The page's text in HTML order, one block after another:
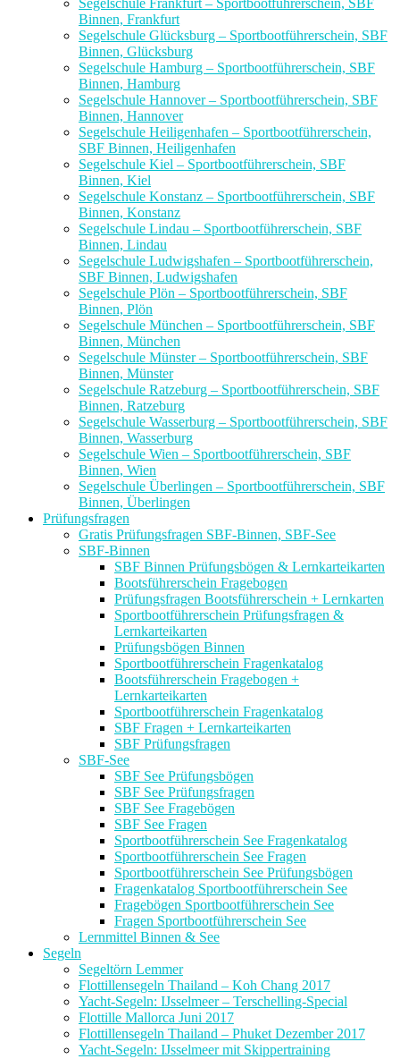
Binnen, Frankfurt
Segelschule Glücksburg – Sportbootführerschein, SBF
Binnen, Glücksburg
Segelschule Hamburg – Sportbootführerschein, SBF
Binnen, Hamburg
Segelschule Hannover – Sportbootführerschein, SBF
Binnen, Hannover
Segelschule Heiligenhafen – Sportbootführerschein,
SBF Binnen, Heiligenhafen
Segelschule Kiel – Sportbootführerschein, SBF
Binnen, Kiel
Segelschule Konstanz – Sportbootführerschein, SBF
Binnen, Konstanz
Segelschule Lindau – Sportbootführerschein, SBF
Binnen, Lindau
Segelschule Ludwigshafen – Sportbootführerschein,
SBF Binnen, Ludwigshafen
Segelschule Plön – Sportbootführerschein, SBF
Binnen, Plön
Segelschule München – Sportbootführerschein, SBF
Binnen, München
Segelschule Münster – Sportbootführerschein, SBF
Binnen, Münster
Segelschule Ratzeburg – Sportbootführerschein, SBF
Binnen, Ratzeburg
Segelschule Wasserburg – Sportbootführerschein, SBF
Binnen, Wasserburg
Segelschule Wien – Sportbootführerschein, SBF
Binnen, Wien
Segelschule Überlingen – Sportbootführerschein, SBF
Binnen, Überlingen
Prüfungsfragen
Gratis Prüfungsfragen SBF-Binnen, SBF-See
SBF-Binnen
SBF Binnen Prüfungsbögen & Lernkarteikarten
Bootsführerschein Fragebogen
Prüfungsfragen Bootsführerschein + Lernkarten
Sportbootführerschein Prüfungsfragen &
Lernkarteikarten
Prüfungsbögen Binnen
Sportbootführerschein Fragenkatalog
Bootsführerschein Fragebogen +
Lernkarteikarten
Sportbootführerschein Fragenkatalog
SBF Fragen + Lernkarteikarten
SBF Prüfungsfragen
SBF-See
SBF See Prüfungsbögen
SBF See Prüfungsfragen
SBF See Fragebögen
SBF See Fragen
Sportbootführerschein See Fragenkatalog
Sportbootführerschein See Fragen
Sportbootführerschein See Prüfungsbögen
Fragenkatalog Sportbootführerschein See
Fragebögen Sportbootführerschein See
Fragen Sportbootführerschein See
Lernmittel Binnen & See
Segeln
Segeltörn Lemmer
Flottillensegeln Thailand – Koh Chang 2017
Yacht-Segeln: IJsselmeer – Terschelling-Special
Flottille Mallorca Juni 2017
Flottillensegeln Thailand – Phuket Dezember 2017
Yacht-Segeln: IJsselmeer mit Skippertraining